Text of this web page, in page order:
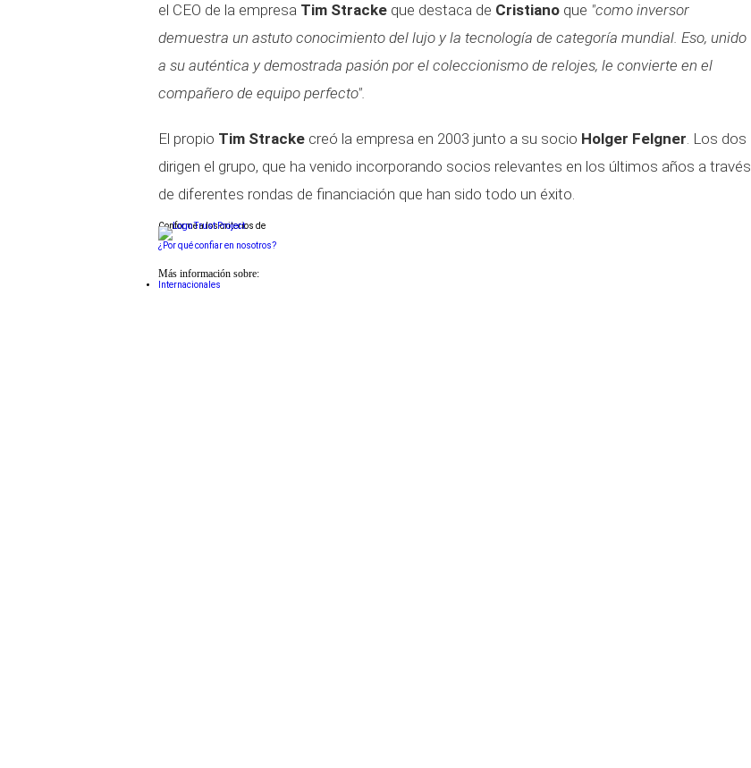
el CEO de la empresa Tim Stracke que destaca de Cristiano que "como inversor
demuestra un astuto conocimiento del lujo y la tecnología de categoría mundial. Eso, unido
a su auténtica y demostrada pasión por el coleccionismo de relojes, le convierte en el
compañero de equipo perfecto".
El propio Tim Stracke creó la empresa en 2003 junto a su socio Holger Felgner. Los dos
dirigen el grupo, que ha venido incorporando socios relevantes en los últimos años a través
de diferentes rondas de financiación que han sido todo un éxito.
Conforme a los criterios de
¿Por qué confiar en nosotros?
Más información sobre:
Internacionales